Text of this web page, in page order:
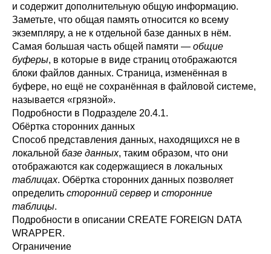
и содержит дополнительную общую информацию.
Заметьте, что общая память относится ко всему
экземпляру, а не к отдельной базе данных в нём.
Самая большая часть общей памяти — общие
буферы, в которые в виде страниц отображаются
блоки файлов данных. Страница, изменённая в
буфере, но ещё не сохранённая в файловой системе,
называется «грязной».
Подробности в Подразделе 20.4.1.
Обёртка сторонних данных
Способ представления данных, находящихся не в
локальной базе данных, таким образом, что они
отображаются как содержащиеся в локальных
таблицах. Обёртка сторонних данных позволяет
определить сторонний сервер и сторонние
таблицы.
Подробности в описании CREATE FOREIGN DATA
WRAPPER.
Ограничение